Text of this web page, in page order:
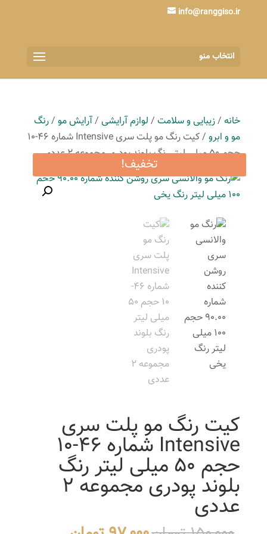
info@ranggiso.ir
انتخاب منو
خانه/زیبایی و سلامت/ لوازم آرایشی/آرایش مو/رنگ
مو و ابرو
/ کیت رنگ مو پلت سری Intensive شماره 46-10
حجم 50 میلی لیتر رنگ بلوند پودری مجموعه 2 عددی
تخفیف!
کیت رنگ مو پلت سری
Intensive شماره 46-10
حجم 50 میلی لیتر رنگ
بلوند پودری مجموعه 2
عددی